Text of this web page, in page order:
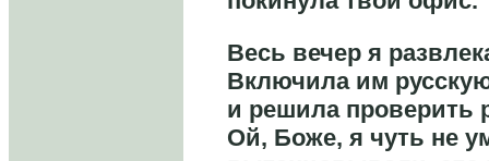
Весь вечер я
Включила им
и решила проверить
Ой, Боже, я чуть не